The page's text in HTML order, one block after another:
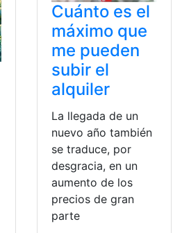
Cuánto es el
máximo que
me pueden
subir el
alquiler
La llegada de un
nuevo año también
se traduce, por
desgracia, en un
aumento de los
precios de gran
parte